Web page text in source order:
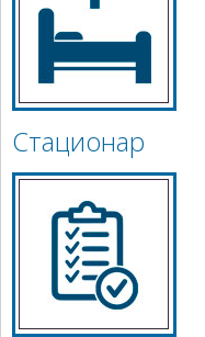
Стационар